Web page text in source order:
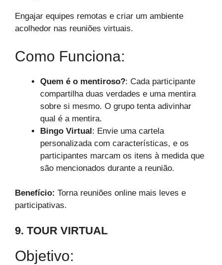
Engajar equipes remotas e criar um ambiente
acolhedor nas reuniões virtuais.
Como Funciona:
Quem é o mentiroso?: Cada participante
compartilha duas verdades e uma mentira
sobre si mesmo. O grupo tenta adivinhar
qual é a mentira.
Bingo Virtual: Envie uma cartela
personalizada com características, e os
participantes marcam os itens à medida que
são mencionados durante a reunião.
Benefício: Torna reuniões online mais leves e
participativas.
9. TOUR VIRTUAL
Objetivo: